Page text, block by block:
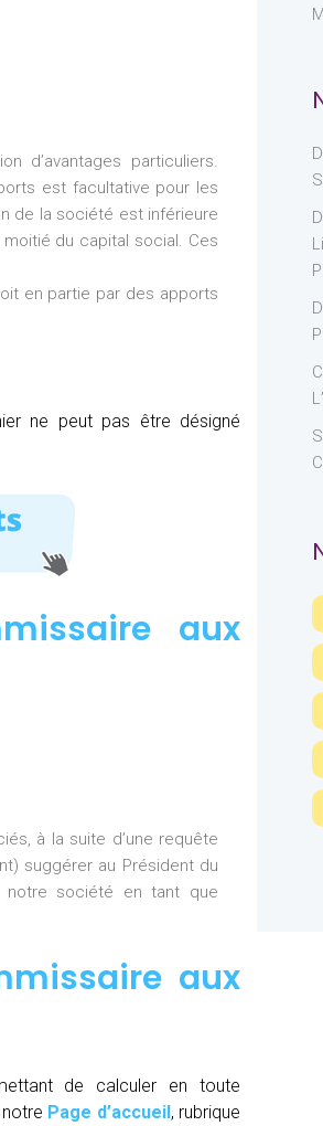
d’avantages particuliers.
est facultative pour les
de la société est inférieure
du capital social. Ces
en partie par des apports
ne peut pas être désigné
aux
à la suite d’une requête
suggérer au Président du
notre société en tant que
aux
de calculer en toute
Page d’accueil, rubrique